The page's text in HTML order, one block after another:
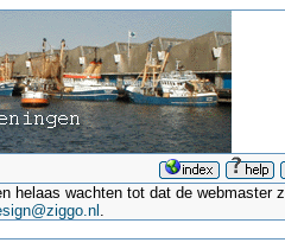
helaas wachten tot dat de
.